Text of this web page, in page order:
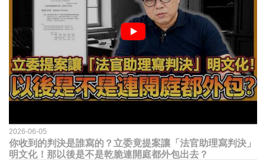
2026-06-05
你收到的判決是誰寫的？立委竟提案讓「法官助理寫判決」
明文化！那以後是不是乾脆連開庭都外包出去？